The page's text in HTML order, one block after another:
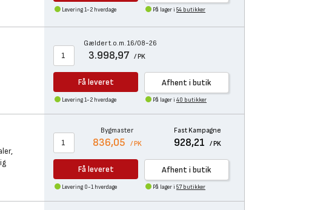
Levering 1-2 hverdage På lager i 54 butikker
Gælder t.o.m. 16/08-26
3.998,97 / PK
Få leveret Afhent i butik
Levering 1-2 hverdage På lager i 40 butikker
Bygmaster
836,05 / PK
Fast Kampagne
928,21 / PK
Få leveret Afhent i butik
Levering 0-1 hverdage På lager i 57 butikker